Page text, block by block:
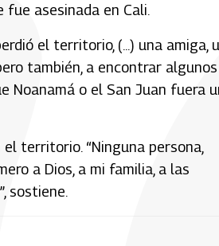
fue asesinada en Cali.
el territorio, (...) una amiga,
también, a encontrar algunos
Noanamá o el San Juan fuera
territorio. “Ninguna persona,
a Dios, a mi familia, a las
sostiene.